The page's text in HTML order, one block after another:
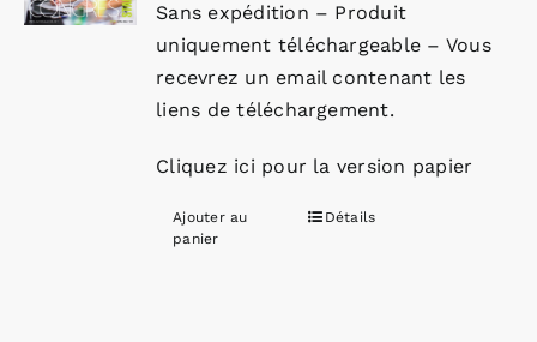
Sans expédition – Produit
uniquement téléchargeable – Vous
recevrez un email contenant les
liens de téléchargement.
Cliquez ici pour la version papier
Ajouter au
panier
Détails